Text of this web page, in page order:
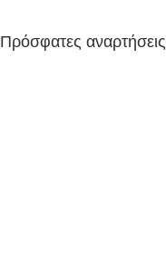
Πρόσφατες αναρτήσεις